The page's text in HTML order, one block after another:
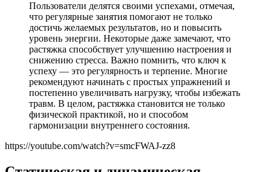
Пользователи делятся своими успехами, отмечая,
что регулярные занятия помогают не только
достичь желаемых результатов, но и повысить
уровень энергии. Некоторые даже замечают, что
растяжка способствует улучшению настроения и
снижению стресса. Важно помнить, что ключ к
успеху — это регулярность и терпение. Многие
рекомендуют начинать с простых упражнений и
постепенно увеличивать нагрузку, чтобы избежать
травм. В целом, растяжка становится не только
физической практикой, но и способом
гармонизации внутреннего состояния.
https://youtube.com/watch?v=smcFWAJ-zz8